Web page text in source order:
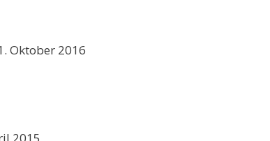
Oktober 2016
2015